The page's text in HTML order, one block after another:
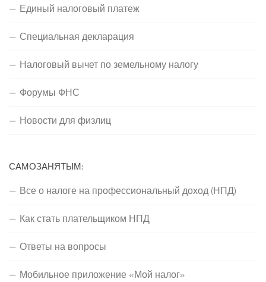
Единый налоговый платеж
Специальная декларация
Налоговый вычет по земельному налогу
Форумы ФНС
Новости для физлиц
САМОЗАНЯТЫМ:
Все о налоге на профессиональный доход (НПД)
Как стать плательщиком НПД
Ответы на вопросы
Мобильное приложение «Мой налог»